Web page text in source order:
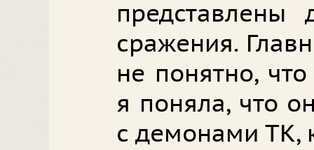
представлены
сражения.
не понятно,
я поняла, что
с демонами ТК,